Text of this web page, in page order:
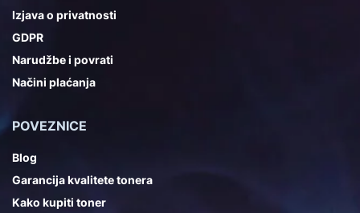
Izjava o privatnosti
GDPR
Narudžbe i povrati
Načini plaćanja
POVEZNICE
Blog
Garancija kvalitete tonera
Kako kupiti toner